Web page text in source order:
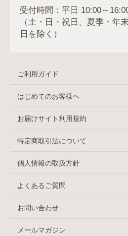
受付時間：平日 10:00～
（土・日・祝日、夏季・年
日を除く）
ご利用ガイド
はじめてのお客様へ
お届けサイト利用規約
特定商取引法について
個人情報の取扱方針
よくあるご質問
お問い合わせ
メールマガジン